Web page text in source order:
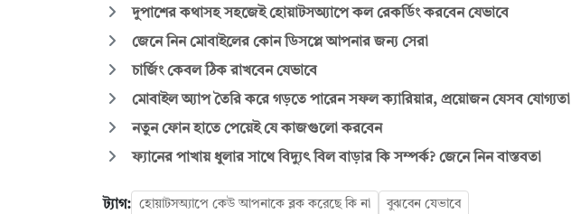
দুপাশের কথাসহ সহজেই হোয়াটসঅ্যাপে কল রেকর্ডিং করবেন যেভাবে
জেনে নিন মোবাইলের কোন ডিসপ্লে আপনার জন্য সেরা
চার্জিং কেবল ঠিক রাখবেন যেভাবে
মোবাইল অ্যাপ তৈরি করে গড়তে পারেন সফল ক্যারিয়ার, প্রয়োজন যেসব যোগ্যতা
নতুন ফোন হাতে পেয়েই যে কাজগুলো করবেন
ফ্যানের পাখায় ধুলার সাথে বিদ্যুৎ বিল বাড়ার কি সম্পর্ক? জেনে নিন বাস্তবতা
ট্যাগ: হোয়াটসঅ্যাপে কেউ আপনাকে ব্লক করেছে কি না বুঝবেন যেভাবে